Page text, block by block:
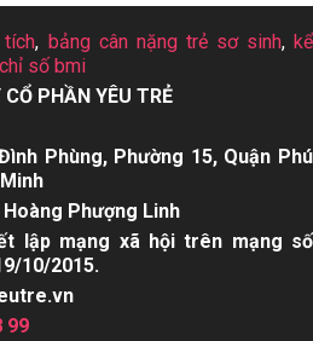
tích, bảng cân nặng trẻ sơ sinh,kể
chỉ số bmi
CỔ PHẦN YÊU TRẺ
Phùng, Phường 15, Quận Phú
Hoàng Phượng Linh
lập mạng xã hội trên mạng số
10/2015.
99